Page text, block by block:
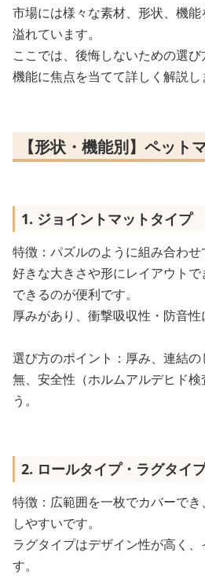
市場には様々な素材、形状、機
溢れています。
ここでは、後悔しないための選
機能に焦点を当てて詳しく解説し
【形状・機能別】ペット
1. ジョイントマットタイプ
特徴：パズルのように組み合わせ
好きな大きさや形にレイアウト
できるのが便利です。
厚みがあり、衝撃吸収性・防音性
選び方のポイント：厚み、連結
無、安全性（ホルムアルデヒド
う。
2. ロールタイプ・ラグタイ
特徴：広範囲を一枚でカバーで
しやすいです。
ラグタイプはデザイン性が高く
す。